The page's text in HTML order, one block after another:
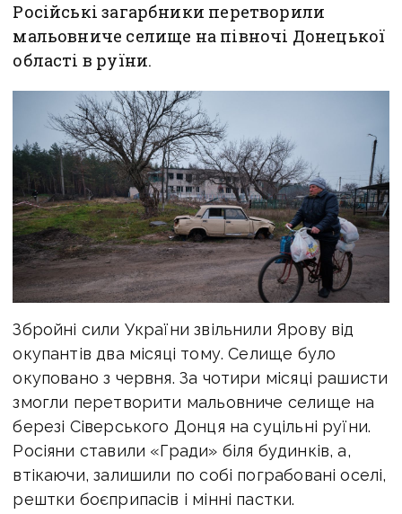
Російські загарбники перетворили
мальовниче селище на півночі Донецької
області в руїни.
Збройні сили України звільнили Ярову від
окупантів два місяці тому. Селище було
окуповано з червня. За чотири місяці рашисти
змогли перетворити мальовниче селище на
березі Сіверського Донця на суцільні руїни.
Росіяни ставили «Гради» біля будинків, а,
втікаючи, залишили по собі пограбовані оселі,
рештки боєприпасів і мінні пастки.